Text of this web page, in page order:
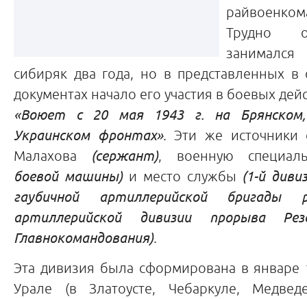
Трудно
сибиряк два года, но в представленных в
документах начало его участия в боевых
«Воюет с 20 мая 1943 г. на
Украинском фронтах». Эти же источники
Малахова (сержант), военную
боевой машины)и место службы (1-й
гаубичной артиллерийской бригады
артиллерийской дивизии прорыва
Главнокомандования).
Эта дивизия была сформирована в
Урале (в Златоусте, Чебаркуле,